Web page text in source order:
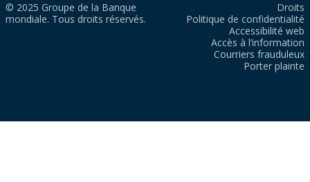
© 2025 Groupe de la Banque
mondiale. Tous droits réservés.
Droits
Politique de confidentialité
Accessibilité web
Accès à l’information
Courriers frauduleux
Porter plainte